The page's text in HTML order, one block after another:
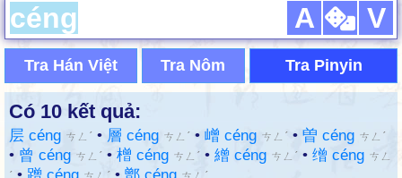
A V
Tra Hán Việt Tra Nôm Tra Pinyin
Có 10 kết quả:
层 céng ㄘㄥˊ • 層 céng ㄘㄥˊ • 嶒 céng ㄘㄥˊ • 曽 céng ㄘㄥˊ
• 曾 céng ㄘㄥˊ • 橧 céng ㄘㄥˊ • 繒 céng ㄘㄥˊ • 缯 céng ㄘㄥ